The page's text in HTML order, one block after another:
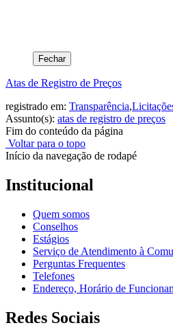
Fechar
Atas de Registro de Preços
registrado em: Transparência,
Assunto(s): atas de registro de preços
Fim do conteúdo da página
Voltar para o topo
Início da navegação de rodapé
Institucional
Quem somos
Conselhos
Estágios
Serviço de Atendimento à
Perguntas Frequentes
Telefones
Endereço, Horário de
Redes Sociais